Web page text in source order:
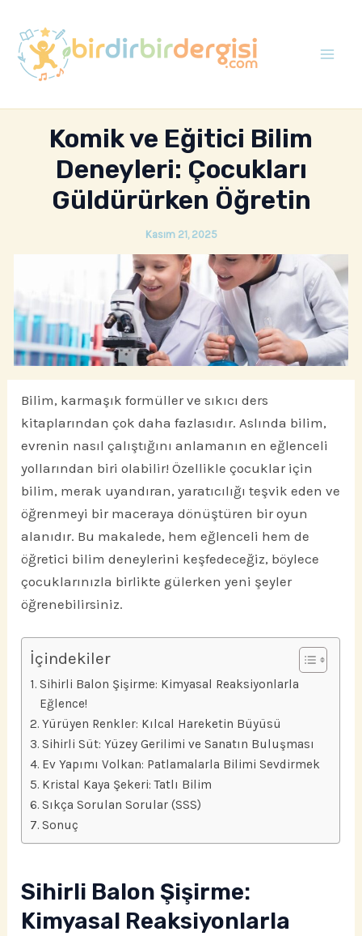
atla
Komik ve Eğitici Bilim
Deneyleri: Çocukları
Güldürürken Öğretin
Kasım 21, 2025
Bilim, karmaşık formüller ve sıkıcı ders
kitaplarından çok daha fazlasıdır. Aslında bilim,
evrenin nasıl çalıştığını anlamanın en eğlenceli
yollarından biri olabilir! Özellikle çocuklar için
bilim, merak uyandıran, yaratıcılığı teşvik eden ve
öğrenmeyi bir maceraya dönüştüren bir oyun
alanıdır. Bu makalede, hem eğlenceli hem de
öğretici bilim deneylerini keşfedeceğiz, böylece
çocuklarınızla birlikte gülerken yeni şeyler
öğrenebilirsiniz.
İçindekiler
Sihirli Balon Şişirme: Kimyasal Reaksiyonlarla
Eğlence!
Yürüyen Renkler: Kılcal Hareketin Büyüsü
Sihirli Süt: Yüzey Gerilimi ve Sanatın Buluşması
Ev Yapımı Volkan: Patlamalarla Bilimi Sevdirmek
Kristal Kaya Şekeri: Tatlı Bilim
Sıkça Sorulan Sorular (SSS)
Sonuç
Sihirli Balon Şişirme:
Kimyasal Reaksiyonlarla